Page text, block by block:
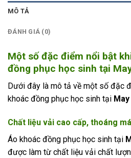
MÔ TẢ
ĐÁNH GIÁ (0)
Một số đặc điểm nổi bật
đồng phục học sinh tại
Dưới đây là mô tả về một số đặc
khoác đồng phục học sinh tại
Chất liệu vải cao cấp, thoáng
Áo khoác đồng phục học sinh tại
được làm từ chất liệu vải chất